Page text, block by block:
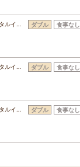
ルイ… ダブル 食事なし
ルイ… ダブル 食事なし
ルイ… ダブル 食事なし